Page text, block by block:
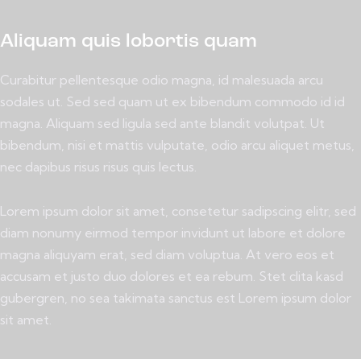
Aliquam quis lobortis quam
Curabitur pellentesque odio magna, id malesuada arcu
sodales ut. Sed sed quam ut ex bibendum commodo id id
magna. Aliquam sed ligula sed ante blandit volutpat. Ut
bibendum, nisi et mattis vulputate, odio arcu aliquet metus,
nec dapibus risus risus quis lectus.
Lorem ipsum dolor sit amet, consetetur sadipscing elitr, sed
diam nonumy eirmod tempor invidunt ut labore et dolore
magna aliquyam erat, sed diam voluptua. At vero eos et
accusam et justo duo dolores et ea rebum. Stet clita kasd
gubergren, no sea takimata sanctus est Lorem ipsum dolor
sit amet.